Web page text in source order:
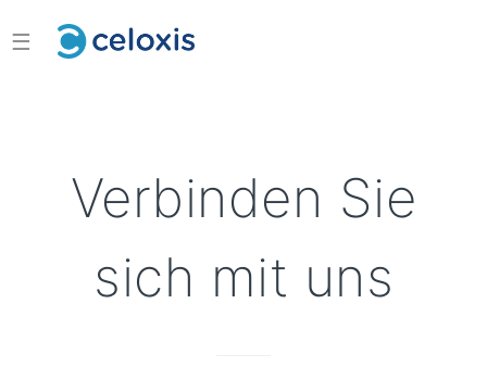
☰
Verbinden Sie
sich mit uns